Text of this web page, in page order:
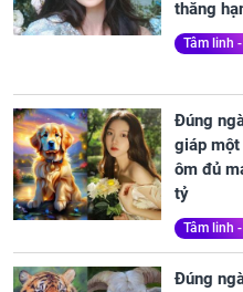
thăng
Tâm linh
Đúng
giáp
ôm đủ
tỷ
Tâm linh
Đúng